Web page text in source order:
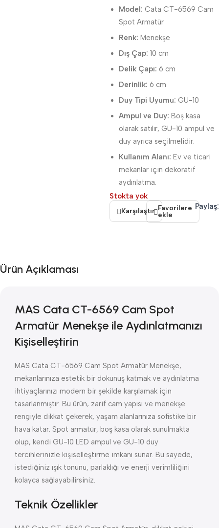
Model: Cata CT-6569 Cam
Spot Armatür
Renk: Menekşe
Dış Çap: 10 cm
Delik Çapı: 6 cm
Derinlik: 6 cm
Duy Tipi Uyumu: GU-10
Ampul ve Duy: Boş kasa
olarak satılır, GU-10 ampul ve
duy ayrıca seçilmelidir.
Kullanım Alanı: Ev ve ticari
mekanlar için dekoratif
aydınlatma.
Stokta yok
Karşılaştır Favorilere
ekle
Paylaş:
Ürün Açıklaması
MAS Cata CT-6569 Cam Spot
Armatür Menekşe ile Aydınlatmanızı
Kişiselleştirin
MAS Cata CT-6569 Cam Spot Armatür Menekşe,
mekanlarınıza estetik bir dokunuş katmak ve aydınlatma
ihtiyaçlarınızı modern bir şekilde karşılamak için
tasarlanmıştır. Bu ürün, zarif cam yapısı ve menekşe
rengiyle dikkat çekerek, yaşam alanlarınıza sofistike bir
hava katar. Spot armatür, boş kasa olarak sunulmakta
olup, kendi GU-10 LED ampul ve GU-10 duy
tercihlerinizle kişiselleştirme imkanı sunar. Bu sayede,
istediğiniz ışık tonunu, parlaklığı ve enerji verimliliğini
kolayca sağlayabilirsiniz.
Teknik Özellikler